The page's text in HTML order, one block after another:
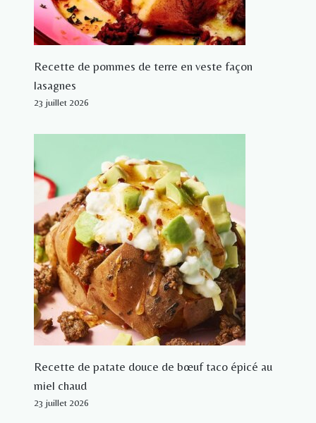
Recette de pommes de terre en veste façon
lasagnes
23 juillet 2026
Recette de patate douce de bœuf taco épicé au
miel chaud
23 juillet 2026